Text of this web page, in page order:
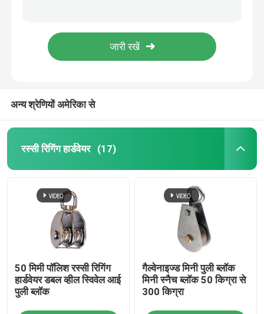
समुद्री रिगिंग हार्डवेयर
जाली आई बोल्ट
इलेक्ट्रिक पावर फिटिंग
G80 हुक
तार रस्सी थिम्बल
अन्य श्रेणियों अमेरिका से
रस्सी रिगिंग हार्डवेयर (17)
50 मिमी पॉलिश रस्सी रिगिंग
हार्डवेयर डबल व्हील स्विवेल आई
पुली ब्लॉक
गैल्वेनाइज्ड मिनी पुली ब्लॉक
मिनी स्नैच ब्लॉक 50 किग्रा से
300 किग्रा